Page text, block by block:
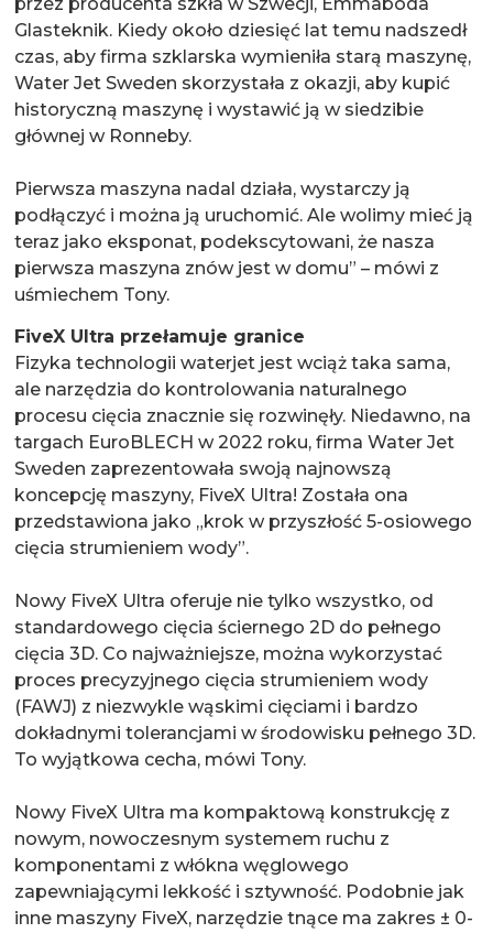
Glasteknik. Kiedy około dziesięć lat temu nadszedł
czas, aby firma szklarska wymieniła starą maszynę,
Water Jet Sweden skorzystała z okazji, aby kupić
historyczną maszynę i wystawić ją w siedzibie
głównej w Ronneby.
Pierwsza maszyna nadal działa, wystarczy ją
podłączyć i można ją uruchomić. Ale wolimy mieć ją
teraz jako eksponat, podekscytowani, że nasza
pierwsza maszyna znów jest w domu” – mówi z
uśmiechem Tony.
FiveX Ultra przełamuje granice
Fizyka technologii waterjet jest wciąż taka sama,
ale narzędzia do kontrolowania naturalnego
procesu cięcia znacznie się rozwinęły. Niedawno, na
targach EuroBLECH w 2022 roku, firma Water Jet
Sweden zaprezentowała swoją najnowszą
koncepcję maszyny, FiveX Ultra! Została ona
przedstawiona jako „krok w przyszłość 5-osiowego
cięcia strumieniem wody”.
Nowy FiveX Ultra oferuje nie tylko wszystko, od
standardowego cięcia ściernego 2D do pełnego
cięcia 3D. Co najważniejsze, można wykorzystać
proces precyzyjnego cięcia strumieniem wody
(FAWJ) z niezwykle wąskimi cięciami i bardzo
dokładnymi tolerancjami w środowisku pełnego 3D.
To wyjątkowa cecha, mówi Tony.
Nowy FiveX Ultra ma kompaktową konstrukcję z
nowym, nowoczesnym systemem ruchu z
komponentami z włókna węglowego
zapewniającymi lekkość i sztywność. Podobnie jak
inne maszyny FiveX, narzędzie tnące ma zakres ± 0-